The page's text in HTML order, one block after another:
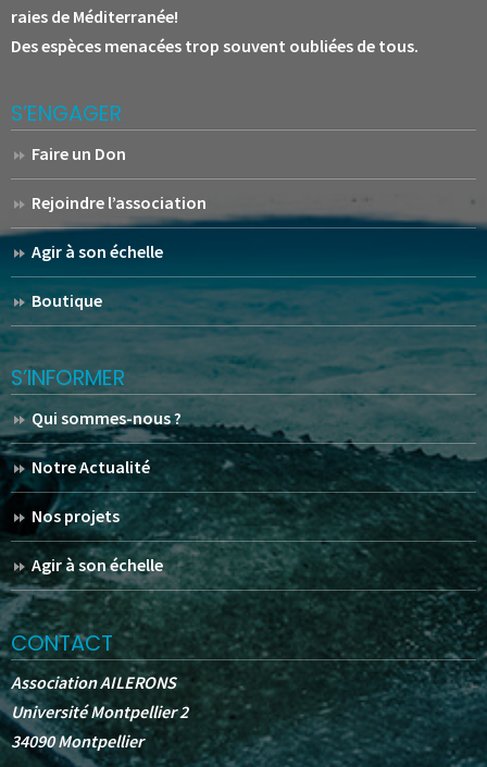
raies de Méditerranée!
Des espèces menacées trop souvent oubliées de tous.
S’ENGAGER
Faire un Don
Rejoindre l’association
Agir à son échelle
Boutique
S’INFORMER
Qui sommes-nous ?
Notre Actualité
Nos projets
Agir à son échelle
CONTACT
Association AILERONS
Université Montpellier 2
34090 Montpellier